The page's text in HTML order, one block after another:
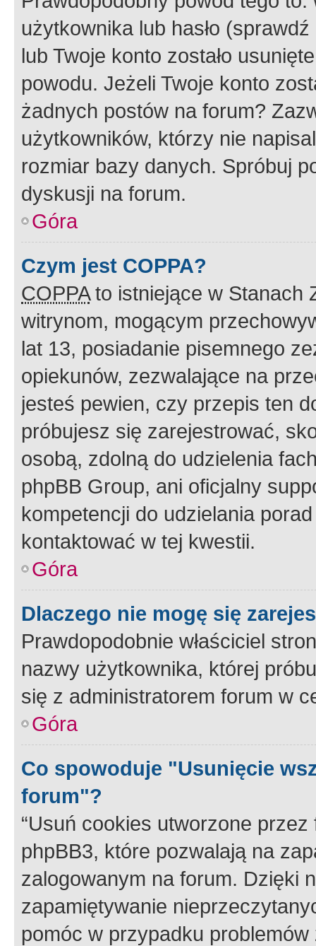
użytkownika lub hasło
lub Twoje konto zostało
powodu. Jeżeli Twoje konto
żadnych postów na forum?
użytkowników, którzy nie
rozmiar bazy danych. Spróbuj
dyskusji na forum.
Góra
Czym jest COPPA?
COPPAto istniejące w Stanach
witrynom, mogącym
lat 13, posiadanie pisemnego
opiekunów, zezwalające na
jesteś pewien, czy przepis ten
próbujesz się zarejestrować,
osobą, zdolną do udzielenia
phpBB Group, ani oficjalny
kompetencji do udzielania
kontaktować w tej kwestii.
Góra
Dlaczego nie mogę się
Prawdopodobnie właściciel
nazwy użytkownika, której
się z administratorem forum w
Góra
Co spowoduje "Usunięcie
forum"?
“Usuń cookies utworzone
phpBB3, które pozwalają na
zalogowanym na forum. Dzięki
zapamiętywanie
pomóc w przypadku